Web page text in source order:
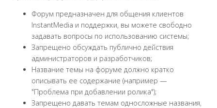
Форум предназначен для общения клиентов
InstantMedia и поддержки, вы можете свободно
задавать вопросы по использованию системы;
Запрещено обсуждать публично действия
администраторов и разработчиков;
Название темы на форуме должно кратко
описывать ее содержание (например —
"Проблема при добавлении ролика");
Запрещено давать темам односложные названия,